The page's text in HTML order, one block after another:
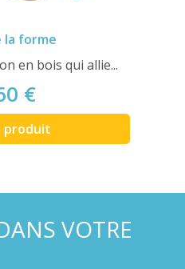
la forme
en bois qui allie...
€
produit
VOTRE